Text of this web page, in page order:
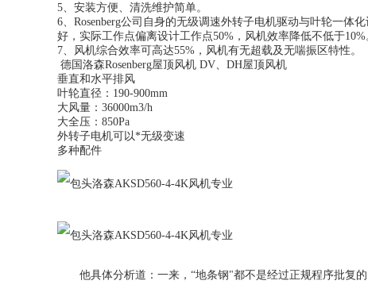
5、安装方便、清洗维护简单。
6、Rosenberg公司自身的无级调速外转子电机驱动与叶轮一体
好，实际工作点偏离设计工作点50%，风机效率降低不低于10%
7、风机综合效率可高达55%，风机有无超载及无喘振区特性。
德国洛森Rosenberg屋顶风机 DV、DH屋顶风机
垂直和水平排风
叶轮直径：190-900mm
大风量：36000m3/h
大全压：850Pa
外转子电机可以*无级变速
多种配件
他具体分析道：一来，“地条钢"都不是经过正规程序批复的